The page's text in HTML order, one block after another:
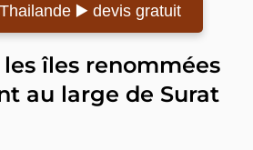
▶️ devis gratuit
îles renommées
au large de Surat